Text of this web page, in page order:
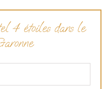
4 étoiles dans le